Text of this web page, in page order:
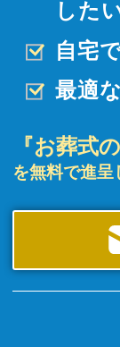
した
自宅
最適
『お葬式
を無料で進呈